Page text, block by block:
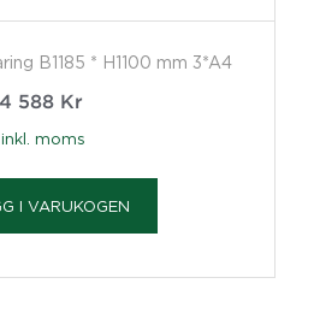
B1185 * H1100 mm 3*A4
4 588 Kr
inkl. moms
I VARUKOGEN